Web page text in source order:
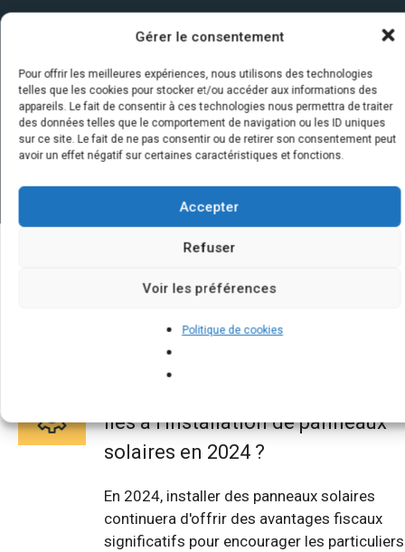
Gérer le consentement
Pour offrir les meilleures expériences, nous utilisons des technologies
telles que les cookies pour stocker et/ou accéder aux informations des
appareils. Le fait de consentir à ces technologies nous permettra de traiter
des données telles que le comportement de navigation ou les ID uniques
sur ce site. Le fait de ne pas consentir ou de retirer son consentement peut
avoir un effet négatif sur certaines caractéristiques et fonctions.
Accepter
Refuser
Voir les préférences
Politique de cookies
Quelques infos sur nos centrales
solaires : questions et réponses
liés à l'installation de panneaux
solaires en 2024 ?
En 2024, installer des panneaux solaires
continuera d'offrir des avantages fiscaux
significatifs pour encourager les particuliers